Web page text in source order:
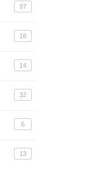
97
18
14
32
6
13